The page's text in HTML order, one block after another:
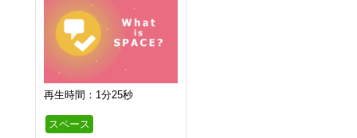
再生時間：1分25秒
スペース